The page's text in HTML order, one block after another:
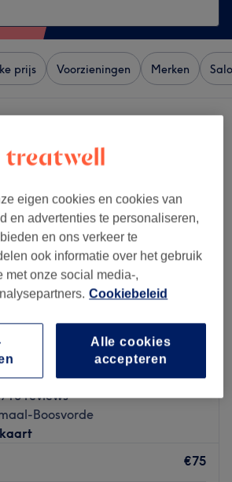
prijs Voorzieningen Merken
710 reviews
Boosvorde
€75
eigen cookies en cookies van
en advertenties te personaliseren,
en ons verkeer te
ook informatie over het gebruik
met onze social media-,
Cookiebeleid
Alle cookies
accepteren